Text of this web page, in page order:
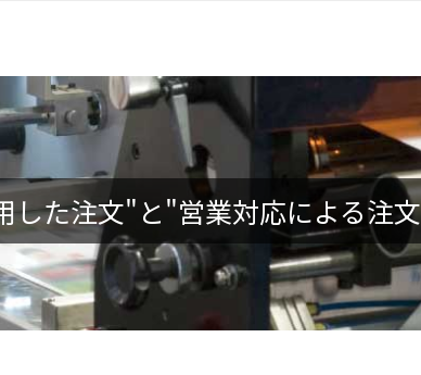
した注文"と"営業対応による注